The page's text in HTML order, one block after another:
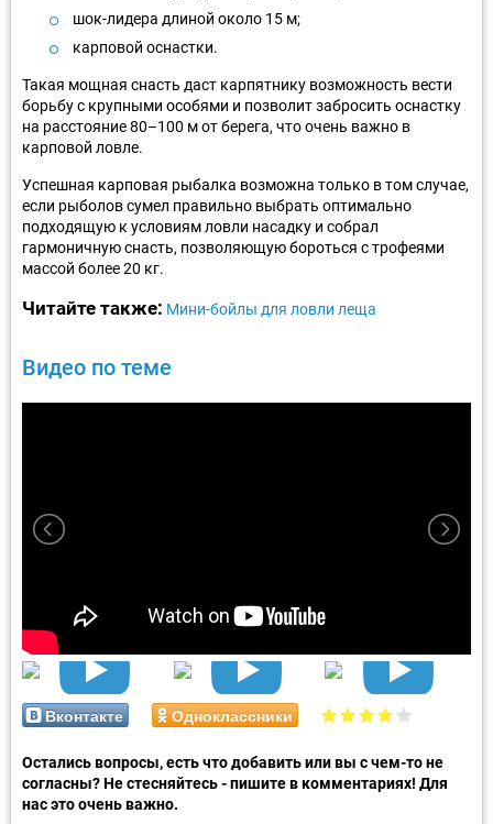
шок-лидера длиной около 15 м;
карповой оснастки.
Такая мощная снасть даст карпятнику возможность вести
борьбу с крупными особями и позволит забросить оснастку
на расстояние 80–100 м от берега, что очень важно в
карповой ловле.
Успешная карповая рыбалка возможна только в том случае,
если рыболов сумел правильно выбрать оптимально
подходящую к условиям ловли насадку и собрал
гармоничную снасть, позволяющую бороться с трофеями
массой более 20 кг.
Читайте также: Мини-бойлы для ловли леща
Видео по теме
Вконтакте Одноклассники
Остались вопросы, есть что добавить или вы с чем-то не
согласны? Не стесняйтесь - пишите в комментариях! Для
нас это очень важно.